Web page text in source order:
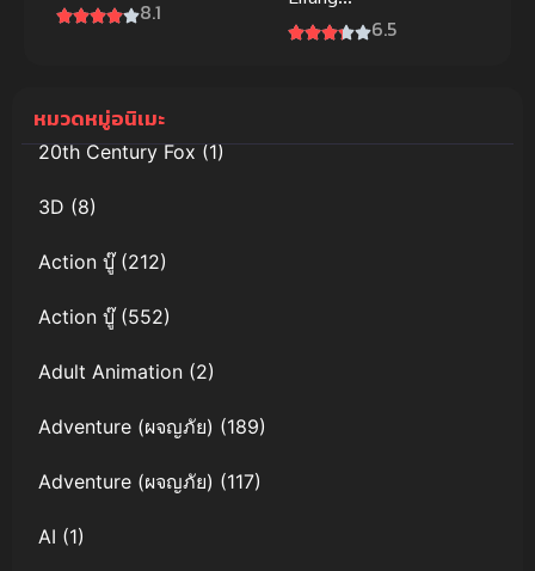
to Tomo ni 2
8.1
Chaofan Pian
6.5
หมวดหมู่อนิเมะ
20th Century Fox(1)
3D (8)
Action บู๊(212)
Action บู๊(552)
Adult Animation (2)
Adventure (ผจญภัย) (189)
Adventure (ผจญภัย) (117)
AI (1)